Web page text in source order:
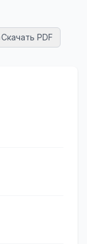
Скачать PDF